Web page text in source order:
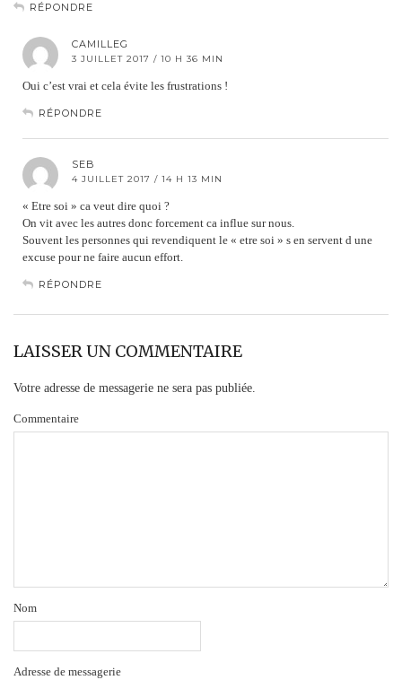
RÉPONDRE
CAMILLEG
3 JUILLET 2017 / 10 H 36 MIN
Oui c’est vrai et cela évite les frustrations !
RÉPONDRE
SEB
4 JUILLET 2017 / 14 H 13 MIN
« Etre soi » ca veut dire quoi ?
On vit avec les autres donc forcement ca influe sur nous.
Souvent les personnes qui revendiquent le « etre soi » s en servent d une
excuse pour ne faire aucun effort.
RÉPONDRE
LAISSER UN COMMENTAIRE
Votre adresse de messagerie ne sera pas publiée.
Commentaire
Nom
Adresse de messagerie